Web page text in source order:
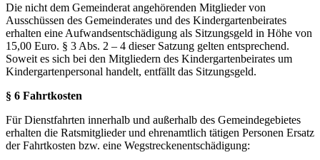
Die nicht dem Gemeinderat angehörenden Mitglieder von
Ausschüssen des Gemeinderates und des Kindergartenbeirates
erhalten eine Aufwandsentschädigung als Sitzungsgeld in Höhe von
15,00 Euro. § 3 Abs. 2 – 4 dieser Satzung gelten entsprechend.
Soweit es sich bei den Mitgliedern des Kindergartenbeirates um
Kindergartenpersonal handelt, entfällt das Sitzungsgeld.
§ 6 Fahrtkosten
Für Dienstfahrten innerhalb und außerhalb des Gemeindegebietes
erhalten die Ratsmitglieder und ehrenamtlich tätigen Personen Ersatz
der Fahrtkosten bzw. eine Wegstreckenentschädigung: